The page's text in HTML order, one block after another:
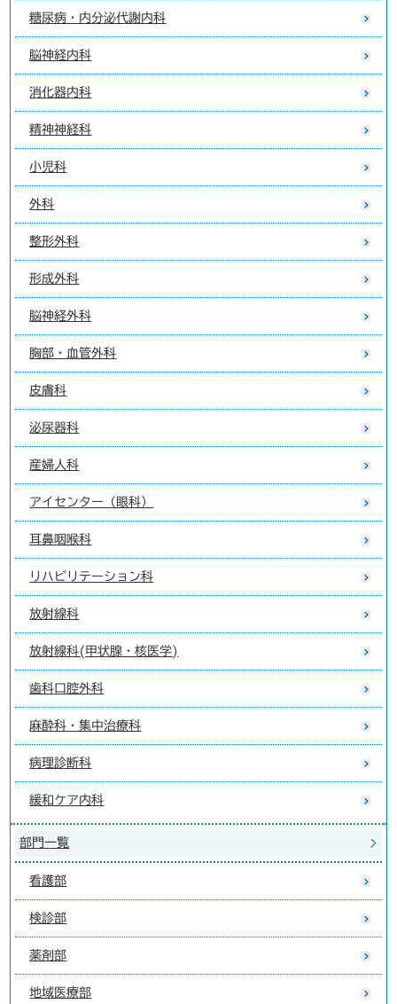
糖尿病・内分泌代謝内科
脳神経内科
消化器内科
精神神経科
小児科
外科
整形外科
形成外科
脳神経外科
胸部・血管外科
皮膚科
泌尿器科
産婦人科
アイセンター（眼科）
耳鼻咽喉科
リハビリテーション科
放射線科
放射線科(甲状腺・核医学)
歯科口腔外科
麻酔科・集中治療科
病理診断科
緩和ケア内科
部門一覧
看護部
検診部
薬剤部
地域医療部